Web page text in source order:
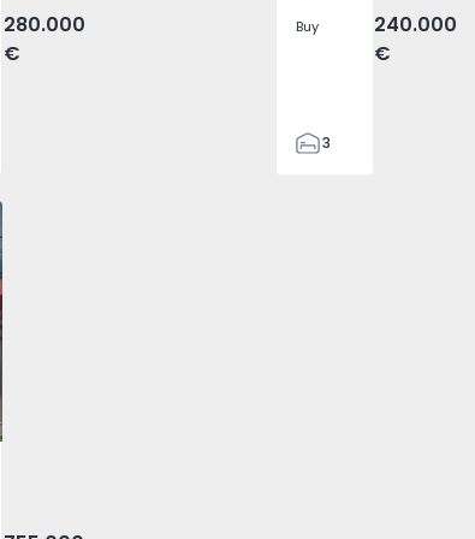
280.000
€
Buy
240.000
€
3
das Lampas e Terrugem, Lisboa